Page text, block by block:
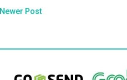
Newer Post